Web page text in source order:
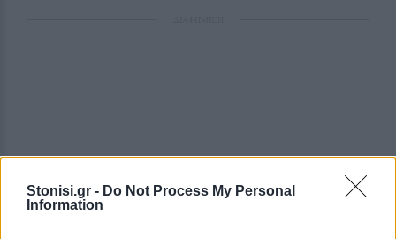
Stonisi.gr - Do Not Process My Personal
Information